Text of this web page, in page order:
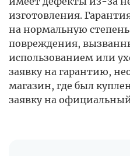
изготовления.
на нормальную
повреждения,
использованием или
заявку на гарантию,
магазин, где был
заявку на